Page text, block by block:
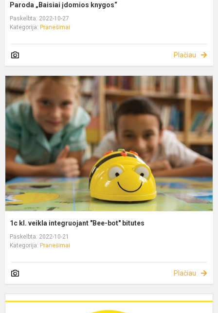
Paroda „Baisiai įdomios knygos“
Paskelbta: 2022-10-27
Kategorija: Pranešimai
Plačiau
1c kl. veikla integruojant "Bee-bot" bitutes
Paskelbta: 2022-10-21
Kategorija: Pranešimai
Plačiau